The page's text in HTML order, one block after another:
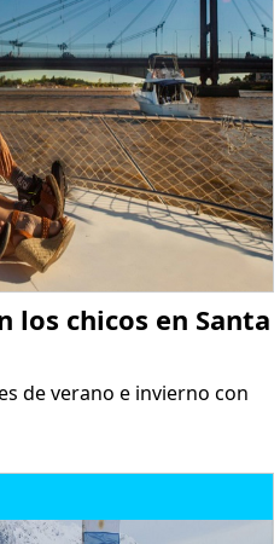
los chicos en Santa
de verano e invierno con